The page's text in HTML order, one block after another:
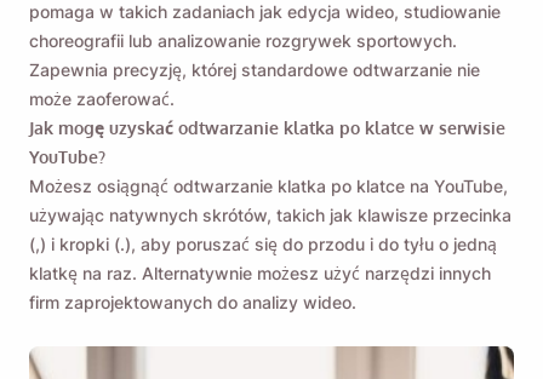
pomaga w takich zadaniach jak edycja wideo, studiowanie
choreografii lub analizowanie rozgrywek sportowych.
Zapewnia precyzję, której standardowe odtwarzanie nie
może zaoferować.
Jak mogę uzyskać odtwarzanie klatka po klatce w serwisie
YouTube?
Możesz osiągnąć odtwarzanie klatka po klatce na YouTube,
używając natywnych skrótów, takich jak klawisze przecinka
(,) i kropki (.), aby poruszać się do przodu i do tyłu o jedną
klatkę na raz. Alternatywnie możesz użyć narzędzi innych
firm zaprojektowanych do analizy wideo.